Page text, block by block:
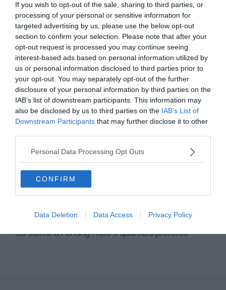
If you wish to opt-out of the sale, sharing to third parties, or
processing of your personal or sensitive information for
targeted advertising by us, please use the below opt-out
section to confirm your selection. Please note that after your
opt-out request is processed you may continue seeing
interest-based ads based on personal information utilized by
us or personal information disclosed to third parties prior to
your opt-out. You may separately opt-out of the further
disclosure of your personal information by third parties on the
IAB’s list of downstream participants. This information may
also be disclosed by us to third parties on the IAB’s List of
Downstream Participants that may further disclose it to other
Personal Data Processing Opt Outs
CONFIRM
Data Deletion Data Access Privacy Policy
Hébergements
Conseils logement
Où dormir à Penang | Nos 5 quartiers préférés
Le 24 juin 2026
Par Florent Delbos
Activités
Excursions & Séjours organisés
Visite de Johor Bahru en Malaisie depuis Singapour
Le 7 novembre 2025
Hébergements
Où dormir à Penang | Nos 5 quartiers préférés